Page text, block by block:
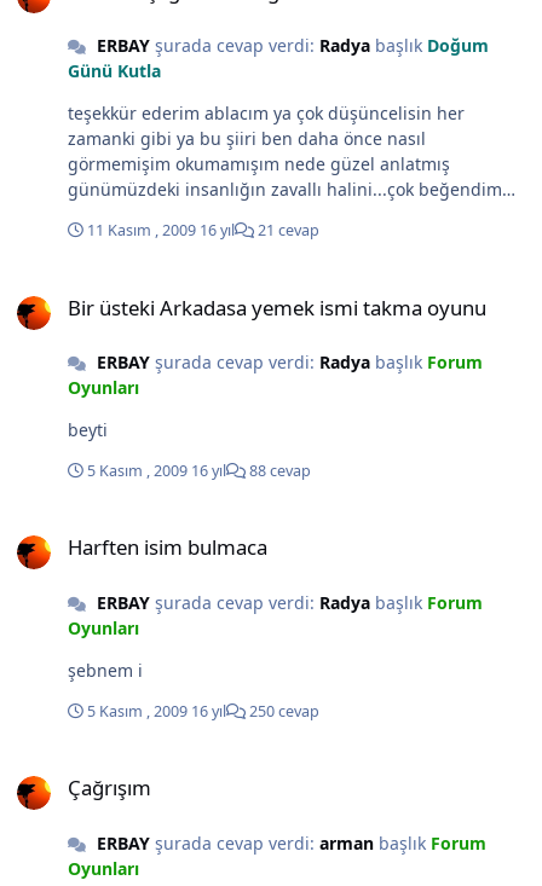
ERBAYşurada cevap verdi: Radyabaşlık Doğum
Günü Kutla
teşekkür ederim ablacım ya çok düşüncelisin her
zamanki gibi ya bu şiiri ben daha önce nasıl
görmemişim okumamışım nede güzel anlatmış
günümüzdeki insanlığın zavallı halini...çok beğendim
çek ellerini pastamdan hepsini ben yicem
11 Kasım , 2009 16 yıl 21 cevap
Bir üsteki Arkadasa yemek ismi takma oyunu
ERBAYşurada cevap verdi: Radyabaşlık Forum
Oyunları
beyti
5 Kasım , 2009 16 yıl 88 cevap
Harften isim bulmaca
ERBAYşurada cevap verdi: Radyabaşlık Forum
Oyunları
şebnem i
5 Kasım , 2009 16 yıl 250 cevap
Çağrışım
ERBAYşurada cevap verdi: armanbaşlık Forum
Oyunları